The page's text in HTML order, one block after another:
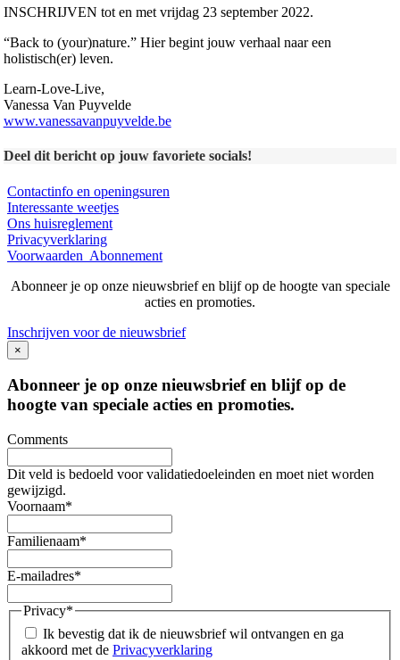
INSCHRIJVEN tot en met vrijdag 23 september 2022.
“Back to (your)nature.” Hier begint jouw verhaal naar een
holistisch(er) leven.
Learn-Love-Live,
Vanessa Van Puyvelde
www.vanessavanpuyvelde.be
Deel dit bericht op jouw favoriete socials!
Contactinfo en openingsuren
Interessante weetjes
Ons huisreglement
Privacyverklaring
Voorwaarden Abonnement
Abonneer je op onze nieuwsbrief en blijf op de hoogte van speciale
acties en promoties.
Inschrijven voor de nieuwsbrief
×
Abonneer je op onze nieuwsbrief en blijf op de
hoogte van speciale acties en promoties.
Comments
Dit veld is bedoeld voor validatiedoeleinden en moet niet worden
gewijzigd.
Voornaam*
Familienaam*
E-mailadres*
Privacy*
Ik bevestig dat ik de nieuwsbrief wil ontvangen en ga
akkoord met de Privacyverklaring